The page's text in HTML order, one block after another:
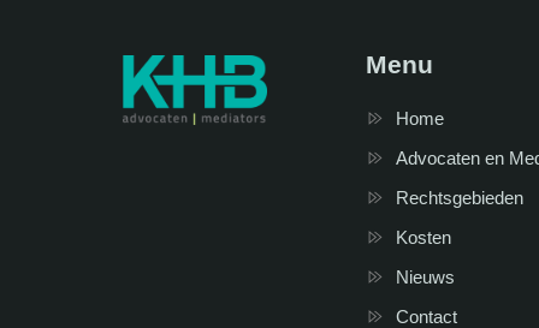
Menu
Home
Advocaten en
Rechtsgebieden
Kosten
Nieuws
Contact